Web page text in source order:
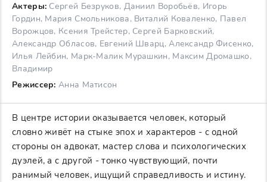
Актеры: Сергей Безруков, Даниил Воробьёв, Игорь
Гордин, Мария Смольникова, Виталий Коваленко, Павел
Ворожцов, Ксения Трейстер, Сергей Барковский,
Александр Обласов, Евгений Шварц, Александр Фисенко,
Илья Лейбин, Марк-Малик Мурашкин, Максим Дромашко,
Владимир
Режиссер: Анна Матисон
В центре истории оказывается человек, который
словно живёт на стыке эпох и характеров - с одной
стороны он адвокат, мастер слова и психологических
дуэлей, а с другой - тонко чувствующий, почти
ранимый человек, ищущий справедливость и истину.